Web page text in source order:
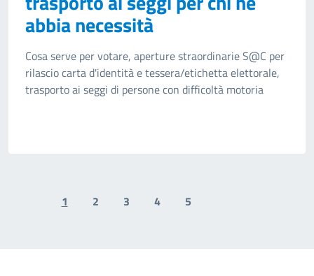
abbia necessità
Cosa serve per votare, aperture straordinarie S@C per
rilascio carta d'identità e tessera/etichetta elettorale,
trasporto ai seggi di persone con difficoltà motoria
Previous page
1 2 3 4 5